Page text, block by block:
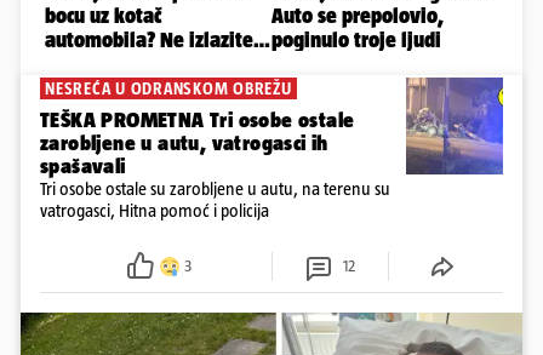
NESREĆA U ODRANSKOM OBREŽU
TEŠKA PROMETNA Tri osobe ostale
zarobljene u autu, vatrogasci ih
spašavali
Tri osobe ostale su zarobljene u autu, na terenu su
vatrogasci, Hitna pomoć i policija
3 12